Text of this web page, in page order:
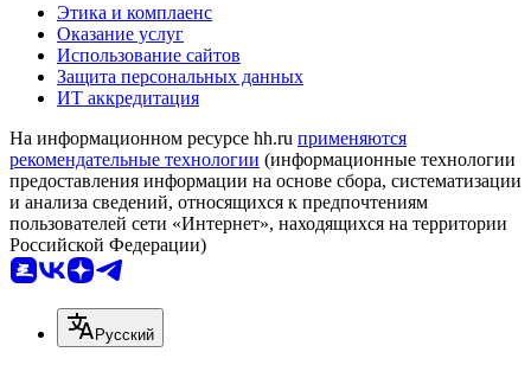
Этика и комплаенс
Оказание услуг
Использование сайтов
Защита персональных данных
ИТ аккредитация
На информационном ресурсе hh.ru применяются
рекомендательные технологии (информационные технологии
предоставления информации на основе сбора, систематизации
и анализа сведений, относящихся к предпочтениям
пользователей сети «Интернет», находящихся на территории
Российской Федерации)
Русский